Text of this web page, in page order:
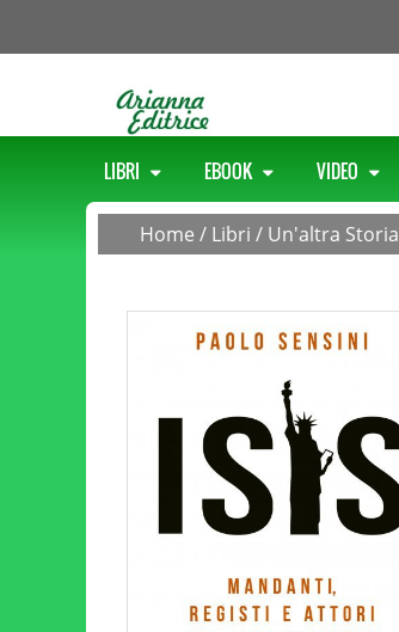
LIBRI EBOOK VIDEO
Home / Libri / Un'altra Storia